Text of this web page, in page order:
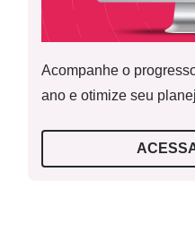
Acompanhe o
ano e otimize seu